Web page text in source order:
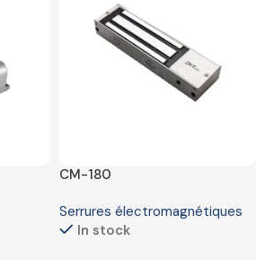
CM-180
Serrures électromagnétiques
In stock